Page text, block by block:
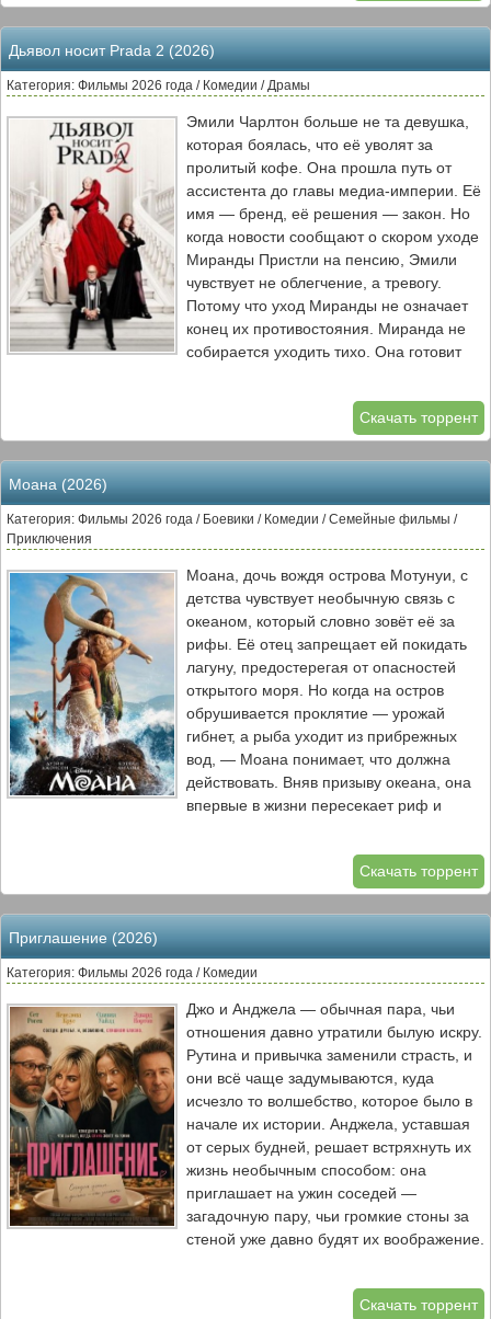
неожиданными союзниками. В их
команду входят новая сестра Рэд по
имени Пинк, сын Луизы Мадригал по
имени Луис, дочь Капитана Крюка
Хейзел и сын самого Мэддокса Макс .
Вместе им предстоит отправиться в
новое приключение по Стране Чудес,
где они столкнутся с хаотичными
изменениями временной линии и
узнают, что даже самые благие
намерения могут иметь неожиданные
последствия .
Дьявол носит Prada 2 (2026)
Категория: Фильмы 2026 года / Комедии / Драмы
Эмили Чарлтон больше не та девушка,
которая боялась, что её уволят за
пролитый кофе. Она прошла путь от
ассистента до главы медиа-империи. Её
имя — бренд, её решения — закон. Но
когда новости сообщают о скором уходе
Миранды Пристли на пенсию, Эмили
чувствует не облегчение, а тревогу.
Потому что уход Миранды не означает
конец их противостояния. Миранда не
собирается уходить тихо. Она готовит
Runway, который должен напомнить
миру, кто настоящая королева моды.
Эмили, в свою очередь, видит в этом
шанс окончательно похоронить своего
рекламодателей, шпионит за планами
ненавидела. Но чем дальше заходит их
битва, тем больше её подчинённые
напоминают ей себя прежнюю —
запуганную, неуверенную, готовую на
всё ради похвалы. В этом фильме нет
проигравших и победителей. Есть две
женщины, которые слишком похожи,
чтобы когда-либо признать своё
сходство. И вопрос не в том, кто
выиграет. А в том, смогут ли они
остановиться, прежде чем разрушат всё,
Скачать торрент
Моана (2026)
Категория: Фильмы 2026 года / Боевики / Комедии / Семейные фильмы /
Приключения
Моана, дочь вождя острова Мотунуи, с
детства чувствует необычную связь с
океаном, который словно зовёт её за
рифы. Её отец запрещает ей покидать
лагуну, предостерегая от опасностей
открытого моря. Но когда на остров
обрушивается проклятие — урожай
гибнет, а рыба уходит из прибрежных
вод, — Моана понимает, что должна
действовать. Вняв призыву океана, она
впервые в жизни пересекает риф и
чтобы найти сердце богини Те Фити и
вернуть процветание своему народу.
В плавании её спутником становится
прославленный полубог Мауи, чей
чудеса. Вместе они преодолевают
опасности, встречают гигантских
морских созданий и учатся доверять
друг другу. Моана и Мауи должны
вернуть утраченный артефакт и
восстановить равновесие в мире,
столкнувшись с древними силами,
которые угрожают уничтожить всё, что
им дорого.
Скачать торрент
Приглашение (2026)
Категория: Фильмы 2026 года / Комедии
Джо и Анджела — обычная пара, чьи
отношения давно утратили былую искру.
Рутина и привычка заменили страсть, и
они всё чаще задумываются, куда
исчезло то волшебство, которое было в
начале их истории. Анджела, уставшая
от серых будней, решает встряхнуть их
жизнь необычным способом: она
приглашает на ужин соседей —
загадочную пару, чьи громкие стоны за
стеной уже давно будят их воображение.
светский вечер, быстро перерастает в
нечто совершенно иное. Соседи
Скачать торрент